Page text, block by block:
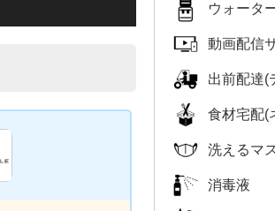
ウォータ
動画配信
出前配達(
食材宅配(
洗えるマ
消毒液